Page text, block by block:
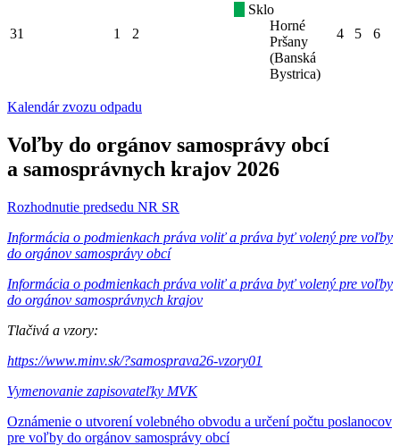
31 1 2
Sklo
Horné
Pršany
(Banská
Bystrica)
4 5 6
Kalendár zvozu odpadu
Voľby do orgánov samosprávy obcí
a samosprávnych krajov 2026
Rozhodnutie predsedu NR SR
Informácia o podmienkach práva voliť a práva byť volený pre voľby
do orgánov samosprávy obcí
Informácia o podmienkach práva voliť a práva byť volený pre voľby
do orgánov samosprávnych krajov
Tlačivá a vzory:
https://www.minv.sk/?samosprava26-vzory01
Vymenovanie zapisovateľky MVK
Oznámenie o utvorení volebného obvodu a určení počtu poslanocov
pre voľby do orgánov samosprávy obcí